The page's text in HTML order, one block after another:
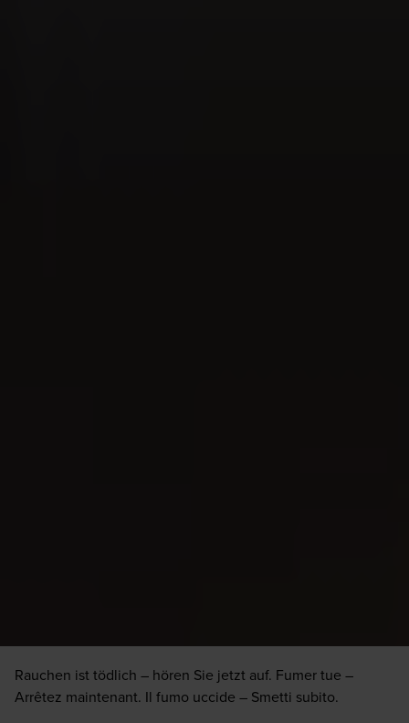
Rauchen ist tödlich – hören Sie jetzt auf. Fumer tue –
Arrêtez maintenant. Il fumo uccide – Smetti subito.